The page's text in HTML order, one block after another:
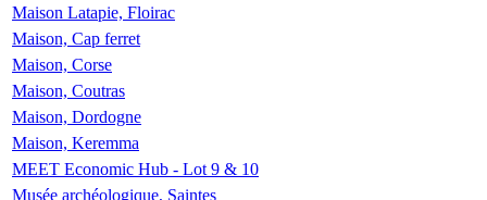
Maison Latapie, Floirac
Maison, Cap ferret
Maison, Corse
Maison, Coutras
Maison, Dordogne
Maison, Keremma
MEET Economic Hub - Lot 9 & 10
Musée archéologique, Saintes